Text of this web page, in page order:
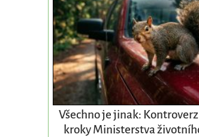
Všechno je jinak:
kroky Ministerstva